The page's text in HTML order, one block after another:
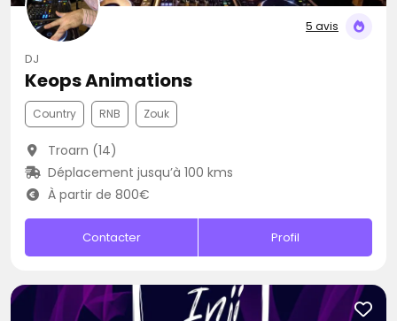
5 avis
DJ
Keops Animations
Country RNB Zouk
Troarn (14)
Déplacement jusqu’à 100 kms
À partir de 800€
Contacter Profil